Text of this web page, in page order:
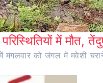
में
को जंगल में मवेशी